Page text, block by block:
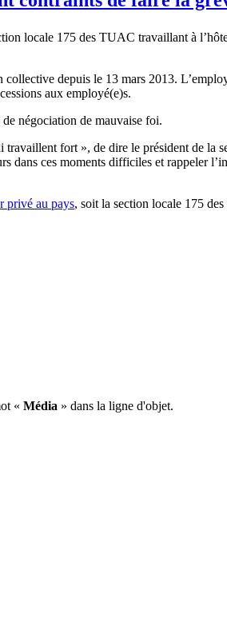
locale 175 des TUAC travaillant à
collective depuis le 13 mars 2013.
aux employé(e)s.
de négociation de mauvaise foi.
travaillent fort », de dire le président de la
dans ces moments difficiles et rappeler
privé au pays, soit la section locale 175 des
« Média » dans la ligne d'objet.